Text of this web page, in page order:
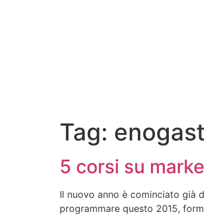
Tag:
5 corsi su
Il nuovo anno è cominciato già
programmare questo 2015,